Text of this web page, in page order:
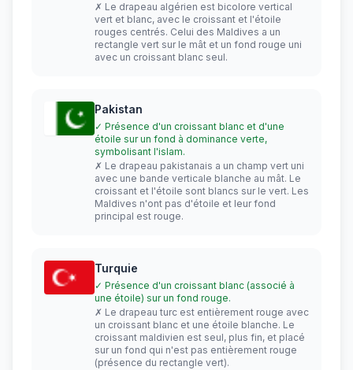
✗ Le drapeau algérien est bicolore vertical
vert et blanc, avec le croissant et l'étoile
rouges centrés. Celui des Maldives a un
rectangle vert sur le mât et un fond rouge uni
avec un croissant blanc seul.
Pakistan
✓ Présence d'un croissant blanc et d'une
étoile sur un fond à dominance verte,
symbolisant l'islam.
✗ Le drapeau pakistanais a un champ vert uni
avec une bande verticale blanche au mât. Le
croissant et l'étoile sont blancs sur le vert. Les
Maldives n'ont pas d'étoile et leur fond
principal est rouge.
Turquie
✓ Présence d'un croissant blanc (associé à
une étoile) sur un fond rouge.
✗ Le drapeau turc est entièrement rouge avec
un croissant blanc et une étoile blanche. Le
croissant maldivien est seul, plus fin, et placé
sur un fond qui n'est pas entièrement rouge
(présence du rectangle vert).